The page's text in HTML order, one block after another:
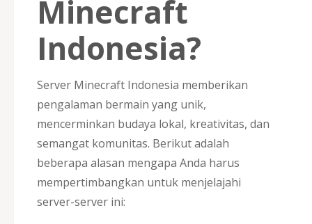
Minecraft
Indonesia?
Server Minecraft Indonesia memberikan
pengalaman bermain yang unik,
mencerminkan budaya lokal, kreativitas, dan
semangat komunitas. Berikut adalah
beberapa alasan mengapa Anda harus
mempertimbangkan untuk menjelajahi
server-server ini: